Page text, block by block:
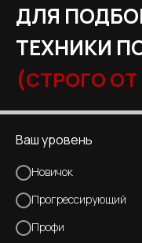
ДЛЯ
ТЕХНИКИ
(СТРОГО ОТ
Ваш уровень
Новичок
Прогрессирующий
Профи